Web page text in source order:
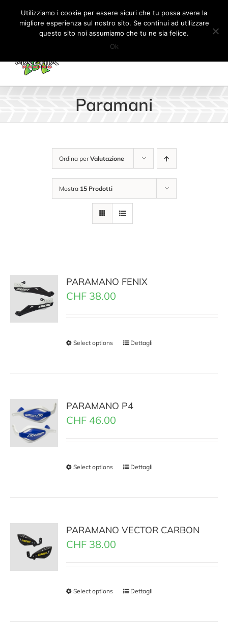
Salta
contenuto
Il mio account CARRELLO
Paramani
Ordina perValutazione
Mostra 15 Prodotti
PARAMANO FENIX
CHF 38.00
Select options Dettagli
PARAMANO P4
CHF 46.00
Select options Dettagli
PARAMANO VECTOR CARBON
CHF 38.00
Select options Dettagli
Utilizziamo i cookie per essere sicuri che tu possa avere la
migliore esperienza sul nostro sito. Se continui ad utilizzare
questo sito noi assumiamo che tu ne sia felice.
Ok